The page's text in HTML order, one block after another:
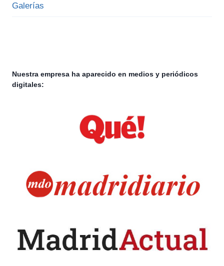
Galerías
Nuestra empresa ha aparecido en medios y periódicos
digitales: